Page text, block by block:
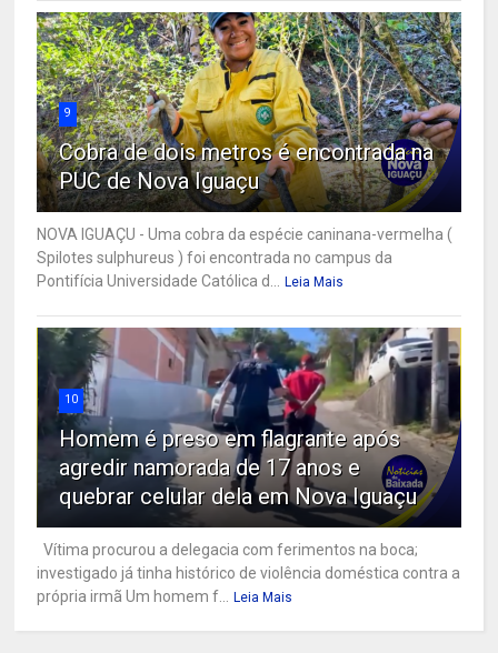
9
Cobra de dois metros é encontrada na
PUC de Nova Iguaçu
NOVA IGUAÇU - Uma cobra da espécie caninana-vermelha (
Spilotes sulphureus ) foi encontrada no campus da
Pontifícia Universidade Católica d... Leia Mais
10
Homem é preso em flagrante após
agredir namorada de 17 anos e
quebrar celular dela em Nova Iguaçu
Vítima procurou a delegacia com ferimentos na boca;
investigado já tinha histórico de violência doméstica contra a
própria irmã Um homem f... Leia Mais